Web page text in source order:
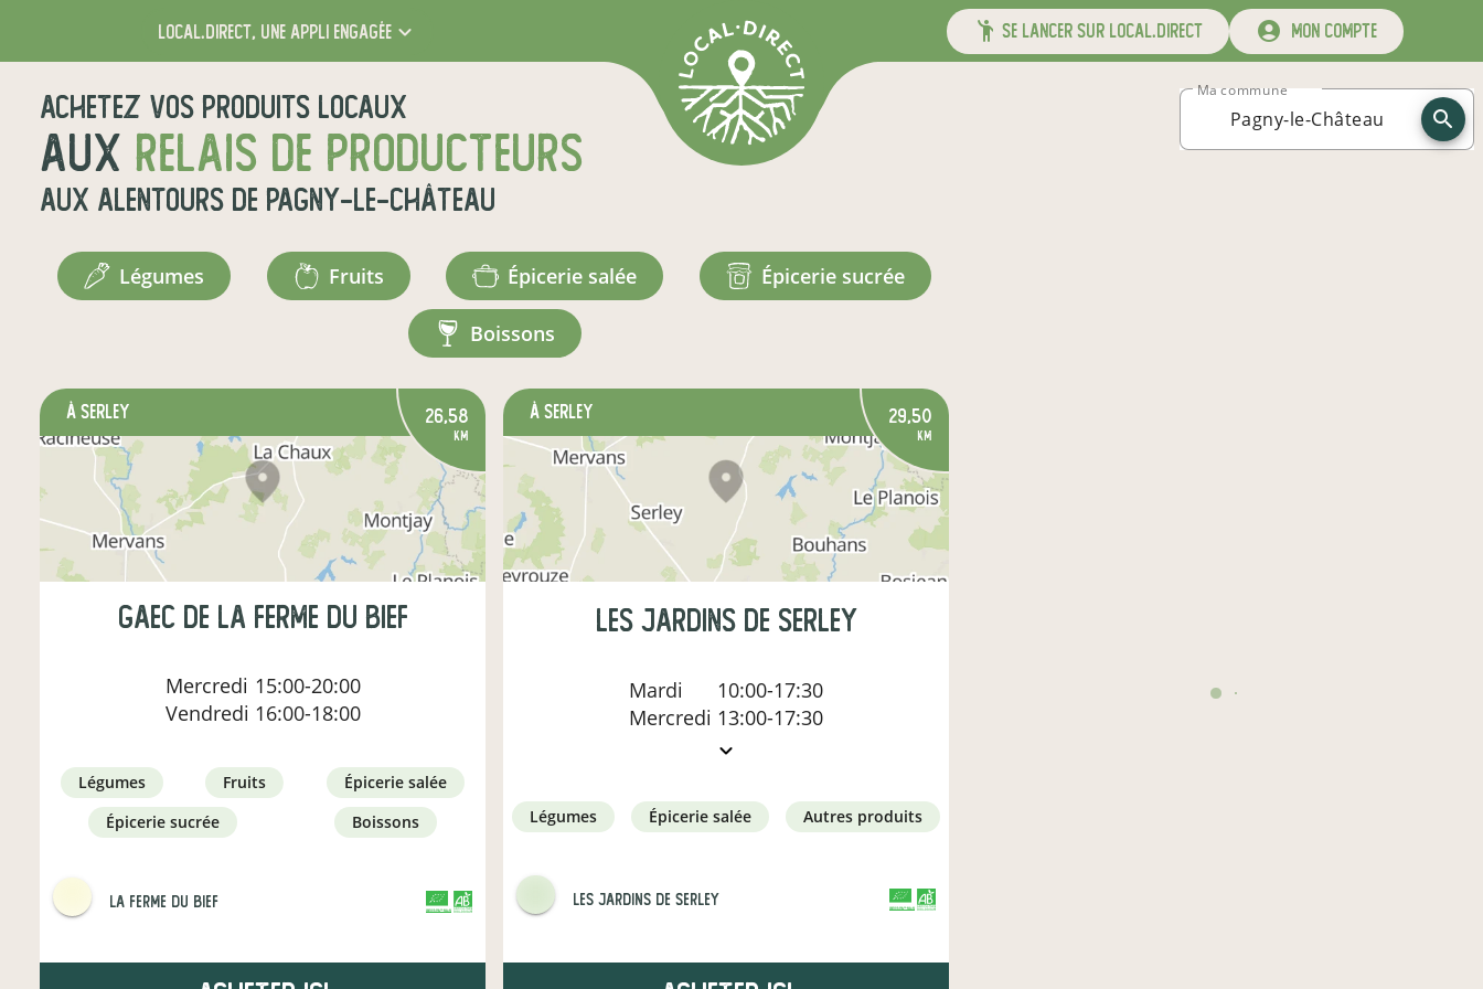
local.direct, une appli engagée se lancer sur local.direct mon compte
Achetez vos produits locaux
aux relais de producteurs
aux alentours de Pagny-le-Château
Ma commune
légumes fruits épicerie salée épicerie sucrée
boissons
à Serley 26,58
km
gaec de la ferme du bief
Mercredi 15:00-20:00
Vendredi 16:00-18:00
légumes fruits
épicerie salée
épicerie sucrée
boissons
La Ferme du Bief
à Serley 29,50
km
Les Jardins de Serley
Mardi
10:00-17:30
Mercredi 13:00-17:30
légumes épicerie salée autres produits
Les Jardins de Serley